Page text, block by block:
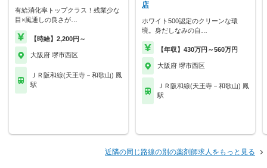
有給消化率トップクラス！残業少な
目×風通しの良さが…
【時給】2,200円～
大阪府 堺市西区
ＪＲ阪和線(天王寺－和歌山) 鳳
駅
店
ホワイト500認定のクリーンな環
境。身だしなみの自…
【年収】430万円～560万円
大阪府 堺市西区
ＪＲ阪和線(天王寺－和歌山) 鳳
駅
近隣の同じ路線の別の薬剤師求人をもっと見る